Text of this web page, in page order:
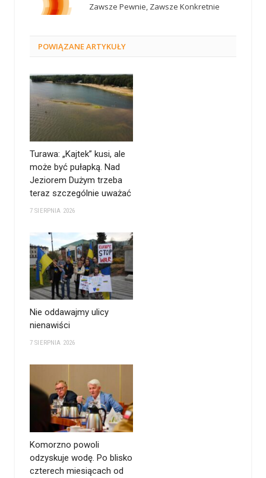
Zawsze Pewnie, Zawsze Konkretnie
POWIĄZANEARTYKUŁY
Turawa: „Kajtek” kusi, ale
może być pułapką. Nad
Jeziorem Dużym trzeba
teraz szczególnie uważać
7 SIERPNIA 2026
Nie oddawajmy ulicy
nienawiści
7 SIERPNIA 2026
Komorzno powoli
odzyskuje wodę. Po blisko
czterech miesiącach od